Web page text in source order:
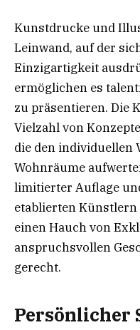
Kunstdrucke und
Leinwand, auf der
Einzigartigkeit
ermöglichen es
zu präsentieren. Die
Vielzahl von
die den individuellen
Wohnräume
limitierter Auflage
etablierten
einen Hauch von
anspruchsvollen
gerecht.
Persönlicher